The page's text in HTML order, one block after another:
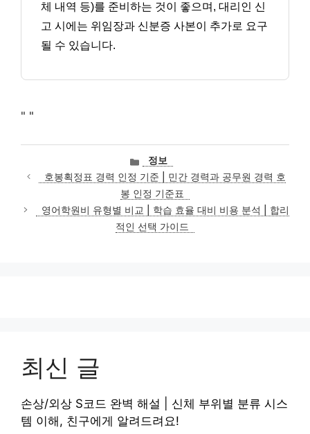
체 내역 등)를 준비하는 것이 좋으며, 대리인 신
고 시에는 위임장과 신분증 사본이 추가로 요구
될 수 있습니다.
" "
카
테
고
리
정보
호봉획정표 경력 인정 기준 | 민간 경력과 공무원 경력 호
봉 인정 기준표
영어학원비 유형별 비교 | 학습 효율 대비 비용 분석 | 합리
적인 선택 가이드
최신 글
손상/외상 S코드 완벽 해설 | 신체 부위별 분류 시스
템 이해, 친구에게 알려드려요!